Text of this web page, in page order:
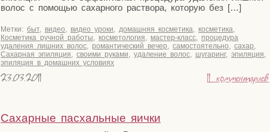
волос с помо­щью сахар­но­го рас­тво­ра, кото­рую без […]
Метки: быт, видео, видео уроки, домашняя косметика, косметика,
Косметика ручной работы, косметология, мастер-класс, процедура
удаления лишних волос, романтический вечер, самостоятельно, сахар,
Сахарная эпиляция, своими руками, удаление волос, шугаринг, эпиляция,
эпиляция в домашних условиях
23.03.2011 11 комментариев
Сахарные пасхальные яички